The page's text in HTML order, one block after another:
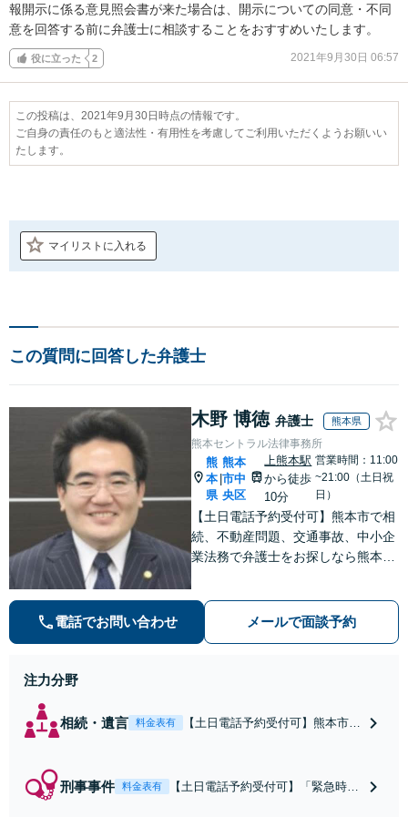
報開示に係る意見照会書が来た場合は、開示についての同意・不同
意を回答する前に弁護士に相談することをおすすめいたします。
役に立った 2 2021年9月30日 06:57
この投稿は、2021年9月30日時点の情報です。
ご自身の責任のもと適法性・有用性を考慮してご利用いただくようお願いい
たします。
マイリストに入れる
この質問に回答した弁護士
木野 博徳 弁護士 熊本県
熊本セントラル法律事務所
熊
本
県
|
熊本
市中
央区
上熊本駅
から徒歩
10分
営業時間：11:00
~21:00（土日祝
日）
【土日電話予約受付可】熊本市で相
続、不動産問題、交通事故、中小企
業法務で弁護士をお探しなら熊本セ
時間予約受付可】【休日・夜間相談
可】
電話でお問い合わせ メールで面談予約
注力分野
相続・遺言 料金表有
【土日電話予約受付可】熊本市で
3)へ／感情的対立を避けながら適
刑事事件 料金表有
【土日電話予約受付可】「緊急時に